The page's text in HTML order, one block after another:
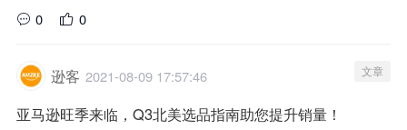
0
0
逊客 2021-08-09 17:57:46 文章
亚马逊旺季来临，Q3北美选品指南助您提升销量！